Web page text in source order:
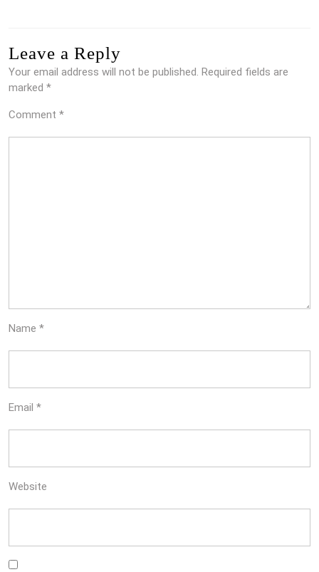
Leave a Reply
Your email address will not be published. Required fields are
marked *
Comment *
Name *
Email *
Website